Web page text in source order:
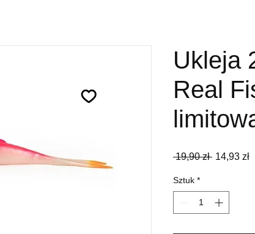
Ukleja
Real
19,90 zł Regularna
14,93 zł
Sztuk *